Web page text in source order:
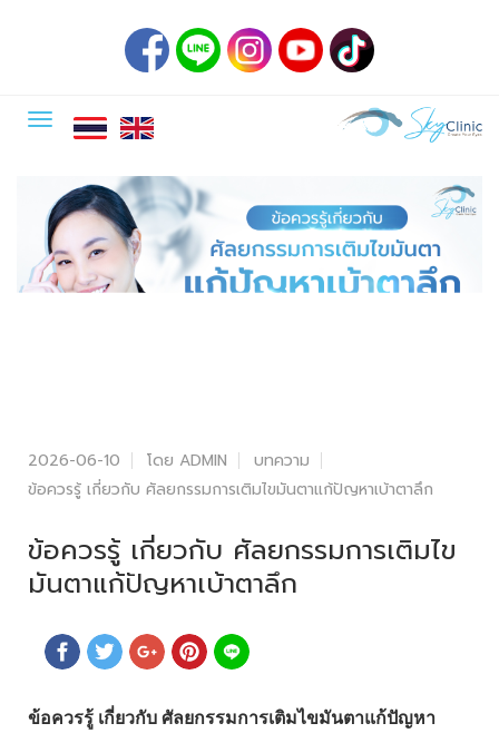
2026-06-10 โดย ADMIN
บทความ
ข้อควรรู้ เกี่ยวกับ ศัลยกรรมการเติมไขมันตาแก้ปัญหาเบ้าตาลึก
ข้อควรรู้ เกี่ยวกับ ศัลยกรรมการเติมไข
มันตาแก้ปัญหาเบ้าตาลึก
ข้อควรรู้ เกี่ยวกับ ศัลยกรรมการเติมไขมันตาแก้ปัญหา